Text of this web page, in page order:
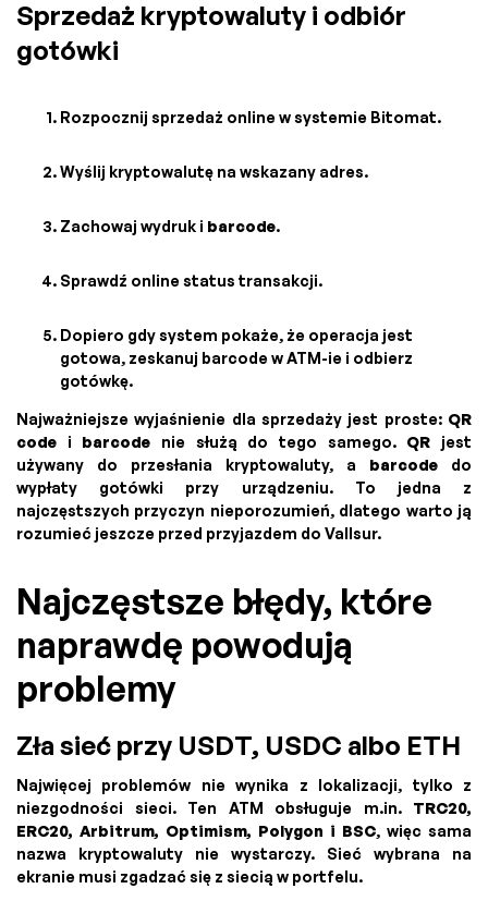
Sprzedaż kryptowaluty i odbiór
gotówki
Rozpocznij sprzedaż online w systemie Bitomat.
Wyślij kryptowalutę na wskazany adres.
Zachowaj wydruk i barcode.
Sprawdź online status transakcji.
Dopiero gdy system pokaże, że operacja jest
gotowa, zeskanuj barcode w ATM-ie i odbierz
gotówkę.
Najważniejsze wyjaśnienie dla sprzedaży jest proste: QR
code i barcode nie służą do tego samego. QR jest
używany do przesłania kryptowaluty, a barcode do
wypłaty gotówki przy urządzeniu. To jedna z
najczęstszych przyczyn nieporozumień, dlatego warto ją
rozumieć jeszcze przed przyjazdem do Vallsur.
Najczęstsze błędy, które
naprawdę powodują
problemy
Zła sieć przy USDT, USDC albo ETH
Najwięcej problemów nie wynika z lokalizacji, tylko z
niezgodności sieci. Ten ATM obsługuje m.in. TRC20,
ERC20, Arbitrum, Optimism, Polygon i BSC, więc sama
nazwa kryptowaluty nie wystarczy. Sieć wybrana na
ekranie musi zgadzać się z siecią w portfelu.